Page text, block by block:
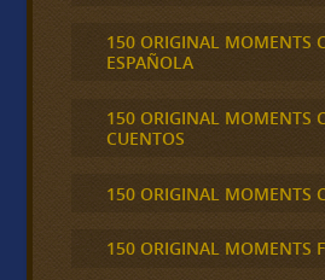
150 ORIGINAL MOMENTS
ESPAÑOLA
150 ORIGINAL MOMENTS
CUENTOS
150 ORIGINAL MOMENTS
150 ORIGINAL MOMENTS